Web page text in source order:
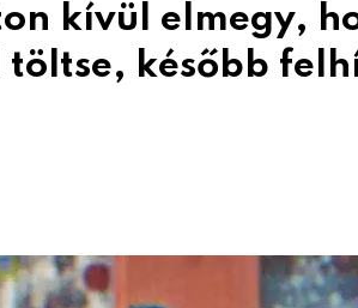
kívül elmegy,
töltse, később